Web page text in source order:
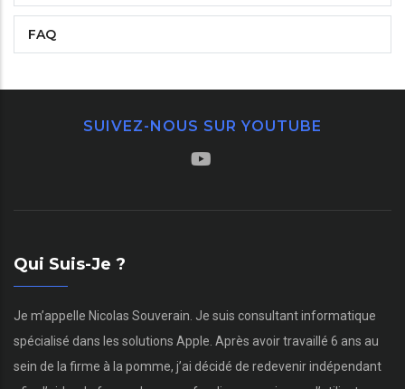
FAQ
SUIVEZ-NOUS SUR YOUTUBE
Qui Suis-Je ?
Je m’appelle Nicolas Souverain. Je suis consultant informatique
spécialisé dans les solutions Apple. Après avoir travaillé 6 ans au
sein de la firme à la pomme, j’ai décidé de redevenir indépendant